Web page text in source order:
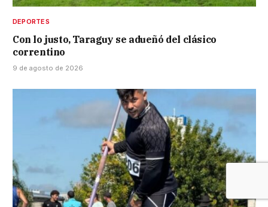
DEPORTES
Con lo justo, Taraguy se adueñó del clásico
correntino
9 de agosto de 2026